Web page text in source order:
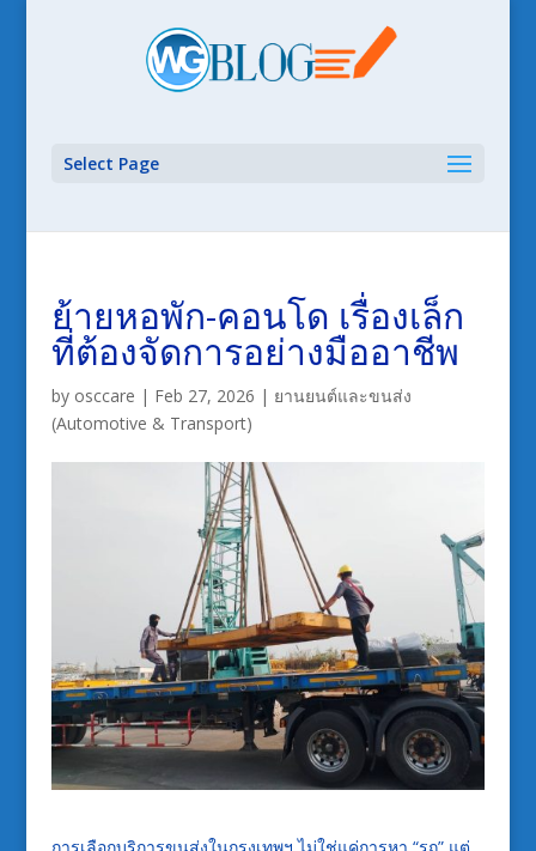
Select Page
ย้ายหอพัก-คอนโด เรื่องเล็ก
ที่ต้องจัดการอย่างมืออาชีพ
by osccare | Feb 27, 2026 | ยานยนต์และขนส่ง
(Automotive & Transport)
การเลือกบริการขนส่งในกรุงเทพฯ ไม่ใช่แค่การหา “รถ” แต่